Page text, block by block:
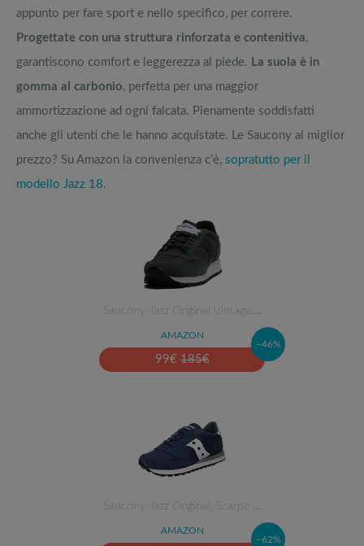
appunto per fare sport e nello specifico, per correre.
Progettate con una struttura rinforzata e contenitiva,
garantiscono comfort e leggerezza al piede. La suola è in
gomma al carbonio, perfetta per una maggior
ammortizzazione ad ogni falcata. Pienamente soddisfatti
anche gli utenti che le hanno acquistate. Le Saucony al miglior
prezzo? Su Amazon la convenienza c’è, sopratutto per il
modello Jazz 18.
Saucony Jazz Original Vintage,…
AMAZON
99€ 185€
–46%
Saucony Jazz Original, Scarpe …
AMAZON
–62%